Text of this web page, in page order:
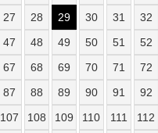
27 28 29 30 31 32
47 48 49 50 51 52
67 68 69 70 71 72
87 88 89 90 91 92
107 108 109 110 111 112